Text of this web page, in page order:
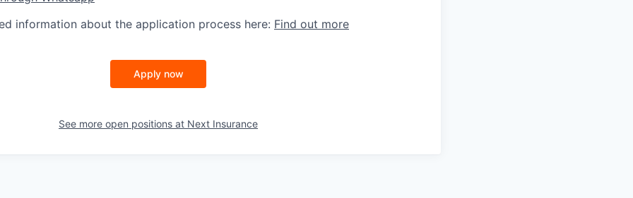
information about the application process here: Find out more
Apply now
See more open positions at Next Insurance